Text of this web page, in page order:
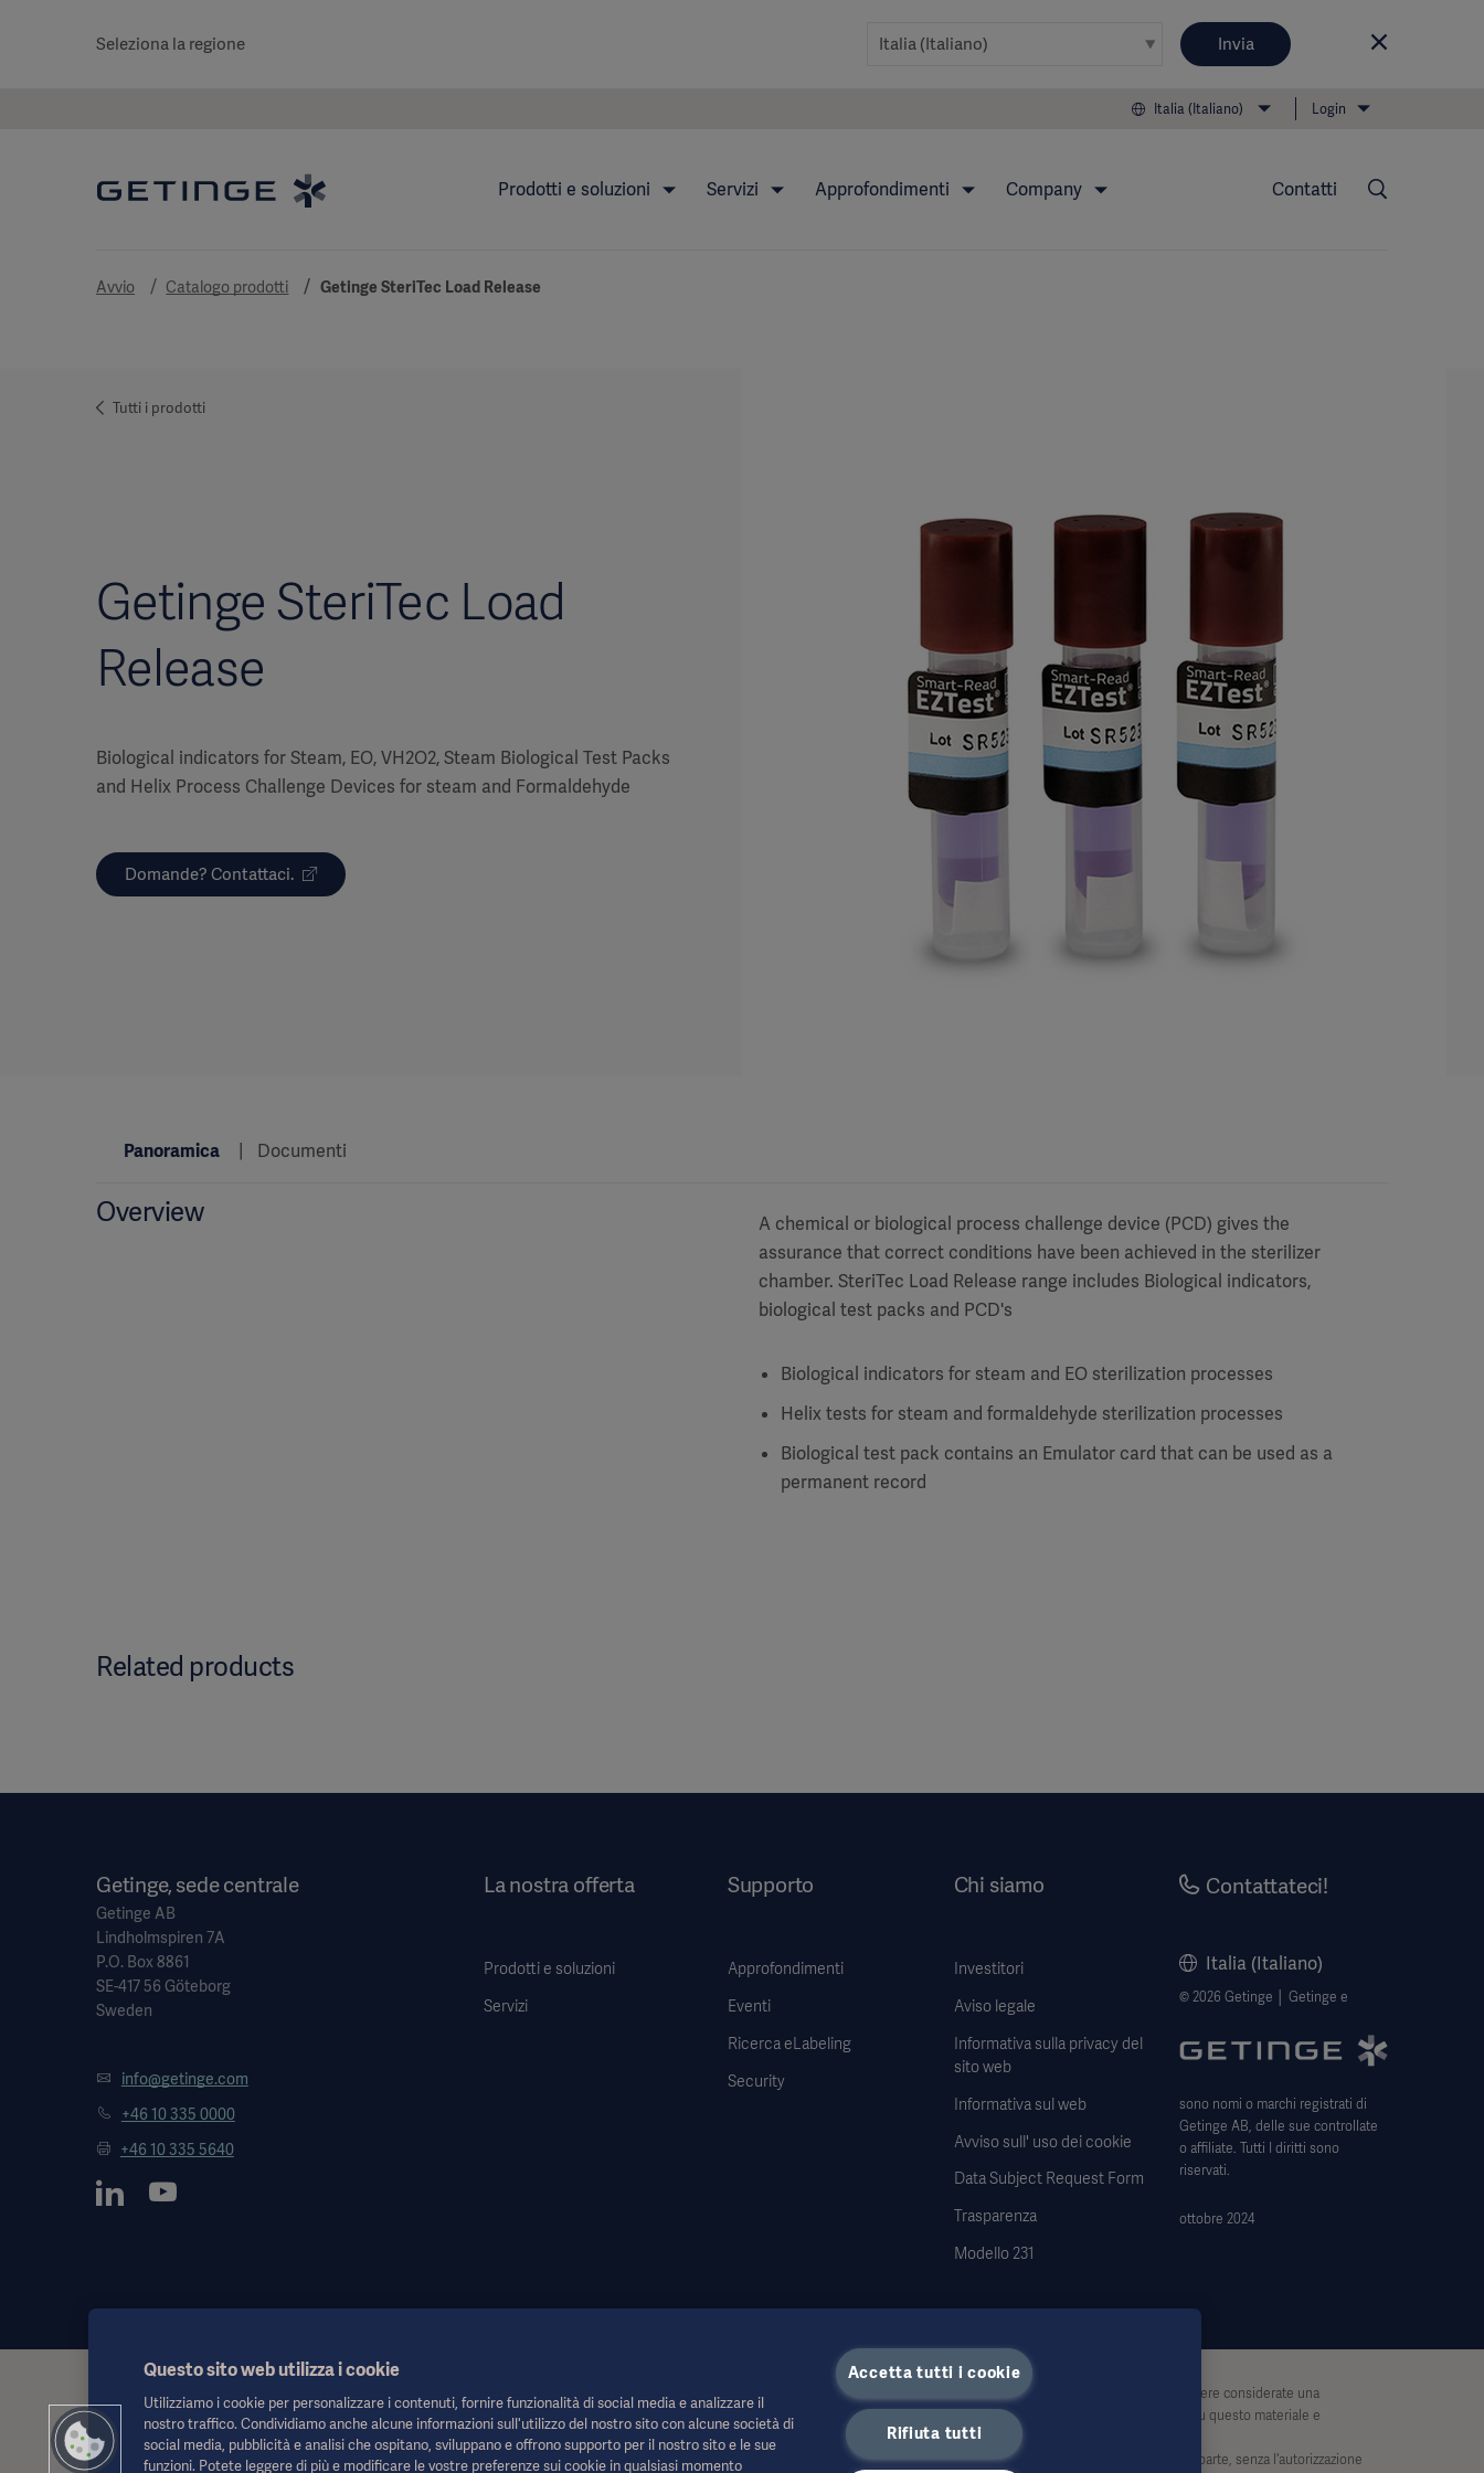
Seleziona la regione Invia
Italia (Italiano) Login
Prodotti e soluzioni Servizi Approfondimenti Company Contatti
Avvio Catalogo prodotti Getinge SteriTec Load Release
Tutti i prodotti
Getinge SteriTec Load
Release
Biological indicators for Steam, EO, VH2O2, Steam Biological Test Packs
and Helix Process Challenge Devices for steam and Formaldehyde
Domande? Contattaci.
Panoramica Documenti
Overview
A chemical or biological process challenge device (PCD) gives the
assurance that correct conditions have been achieved in the sterilizer
chamber. SteriTec Load Release range includes Biological indicators,
biological test packs and PCD's
Biological indicators for steam and EO sterilization processes
Helix tests for steam and formaldehyde sterilization processes
Biological test pack contains an Emulator card that can be used as a
permanent record
Related products
Getinge, sede centrale
Getinge AB
Lindholmspiren 7A
P.O. Box 8861
SE-417 56 Göteborg
Sweden
info@getinge.com
+46 10 335 0000
+46 10 335 5640
La nostra offerta
Prodotti e soluzioni
Servizi
Supporto
Approfondimenti
Eventi
Ricerca eLabeling
Security
Chi siamo
Investitori
Aviso legale
Informativa sulla privacy del
sito web
Informativa sul web
Avviso sull' uso dei cookie
Data Subject Request Form
Trasparenza
Modello 231
Contattateci!
Italia (Italiano)
© 2026 Getinge │ Getinge e
sono nomi o marchi registrati di
Getinge AB, delle sue controllate
o affiliate. Tutti I diritti sono
riservati.
ottobre 2024
Queste informazioni sono rivolte esclusivamente agli operatori sanitari o ad altri professionisti e hanno uno scopo puramente informativo, non sono esaustive e pertanto non devono essere considerate una
sostituzione delle Istruzioni per l'uso, del manuale di assistenza o della consulenza medica. Getinge non si assume alcuna responsabilità per qualsiasi azione o omissione di terzi basata su questo materiale e
l'affidamento è esclusivamente a rischio dell'utente.
Qualsiasi terapia, soluzione o prodotto menzionato potrebbe non essere disponibile o consentito nel proprio Paese. Le informazioni non possono essere copiate o utilizzate, in tutto o in parte, senza l'autorizzazione
Questo sito web utilizza i cookie
Utilizziamo i cookie per personalizzare i contenuti, fornire funzionalità di social media e analizzare il
nostro traffico. Condividiamo anche alcune informazioni sull'utilizzo del nostro sito con alcune società di
social media, pubblicità e analisi che ospitano, sviluppano e offrono supporto per il nostro sito e le sue
funzioni. Potete leggere di più e modificare le vostre preferenze sui cookie in qualsiasi momento
Accetta tutti i cookie
Rifiuta tutti